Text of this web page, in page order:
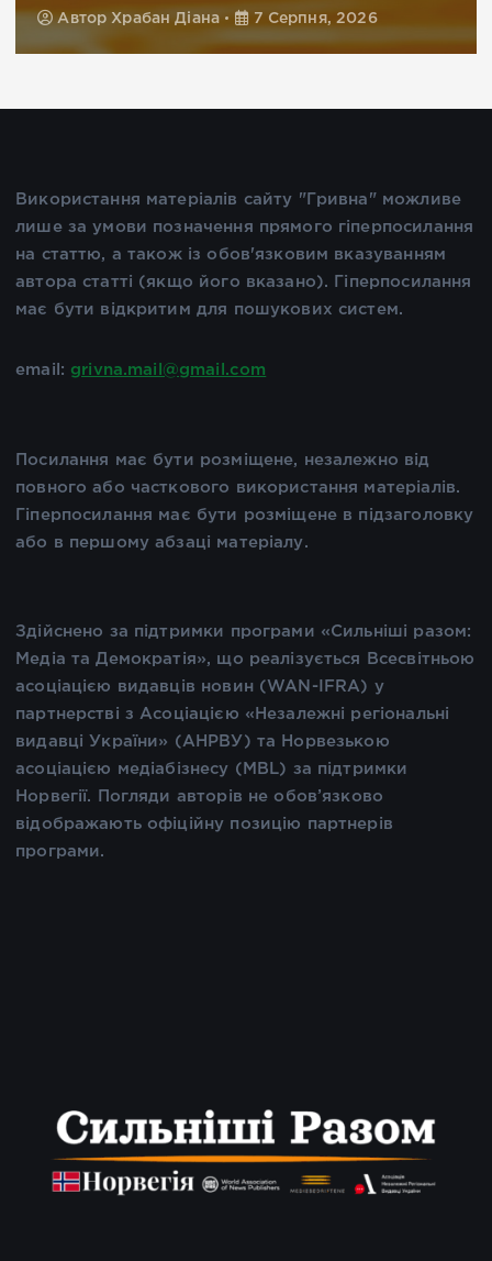
АвторХрабан Діана 7 Серпня, 2026
Використання матеріалів сайту "Гривна" можливе
лише за умови позначення прямого гіперпосилання
на статтю, а також із обов'язковим вказуванням
автора статті (якщо його вказано). Гіперпосилання
має бути відкритим для пошукових систем.
email: grivna.mail@gmail.com
Посилання має бути розміщене, незалежно від
повного або часткового використання матеріалів.
Гіперпосилання має бути розміщене в підзаголовку
або в першому абзаці матеріалу.
Здійснено за підтримки програми «Сильніші разом:
Медіа та Демократія», що реалізується Всесвітньою
асоціацією видавців новин (WAN-IFRA) у
партнерстві з Асоціацією «Незалежні регіональні
видавці України» (АНРВУ) та Норвезькою
асоціацією медіабізнесу (MBL) за підтримки
Норвегії. Погляди авторів не обов’язково
відображають офіційну позицію партнерів
програми.